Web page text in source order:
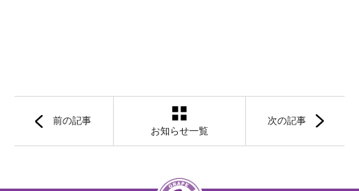
前の記事
お知らせ一覧
次の記事